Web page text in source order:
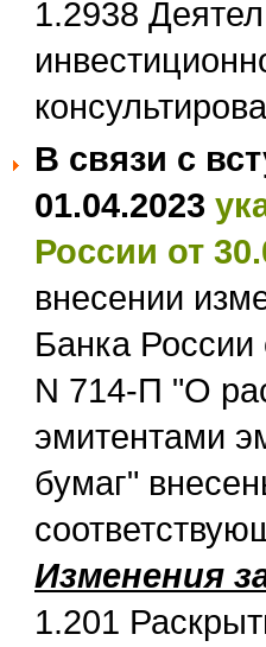
1.2938
В связи с
01.04.2023
России от
внесении
Банка России
N 714-П "О
эмитентами
бумаг"
Изменения
1.201